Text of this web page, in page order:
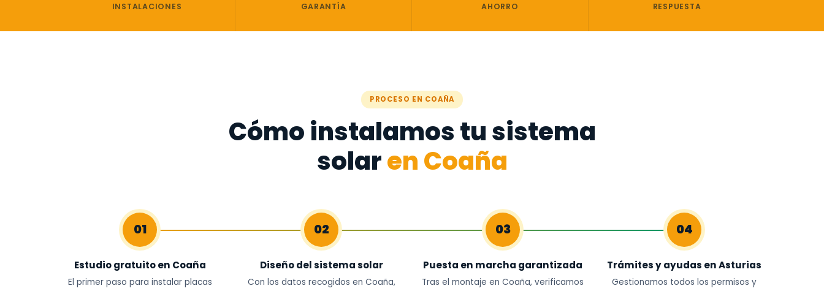
INSTALACIONES GARANTÍA AHORRO RESPUESTA
PROCESO EN COAÑA
Cómo instalamos tu sistema
solaren Coaña
01
Estudio gratuito en Coaña
El primer paso para instalar placas
02
Diseño del sistema solar
Con los datos recogidos en Coaña,
03
Puesta en marcha garantizada
Tras el montaje en Coaña, verificamos
04
Trámites y ayudas en Asturias
Gestionamos todos los permisos y